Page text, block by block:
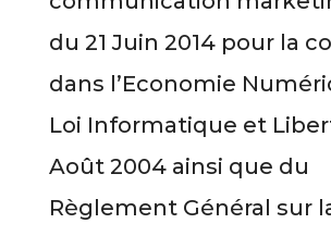
du 21 Juin 2014 pour la
dans l’Economie
Loi Informatique et
Août 2004 ainsi que du
Règlement Général sur